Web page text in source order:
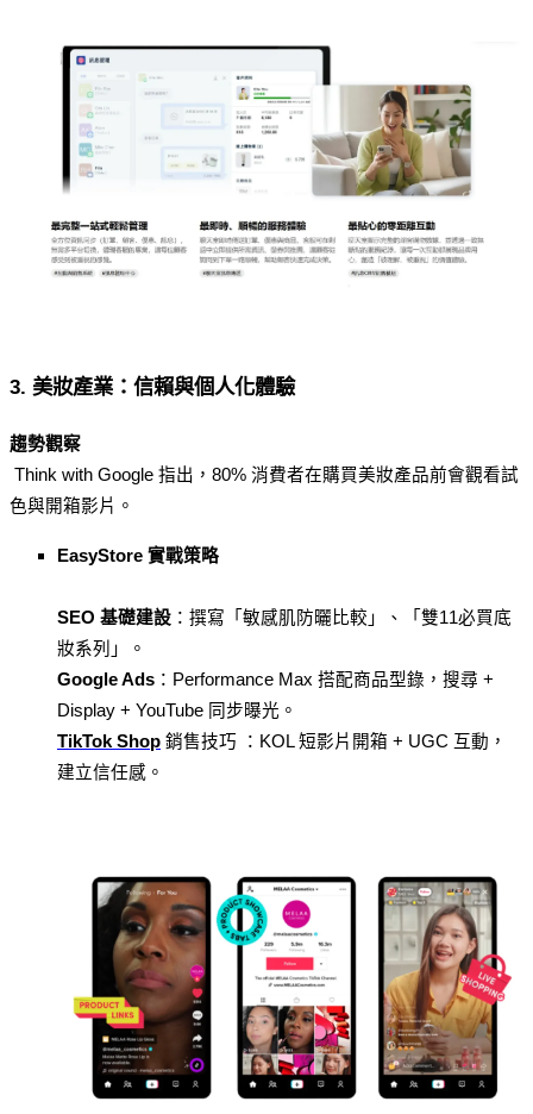
3. 美妝產業：信賴與個人化體驗
趨勢觀察
Think with Google 指出，80% 消費者在購買美妝產品前會觀看試
色與開箱影片。
EasyStore 實戰策略
SEO 基礎建設 ：撰寫「敏感肌防曬比較」、「雙11必買底
妝系列」。
Google Ads ：Performance Max 搭配商品型錄，搜尋 +
Display + YouTube 同步曝光。
TikTok Shop 銷售技巧 ：KOL 短影片開箱 + UGC 互動，
建立信任感。